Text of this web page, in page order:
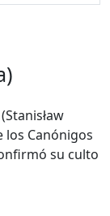
los Canónigos
su culto